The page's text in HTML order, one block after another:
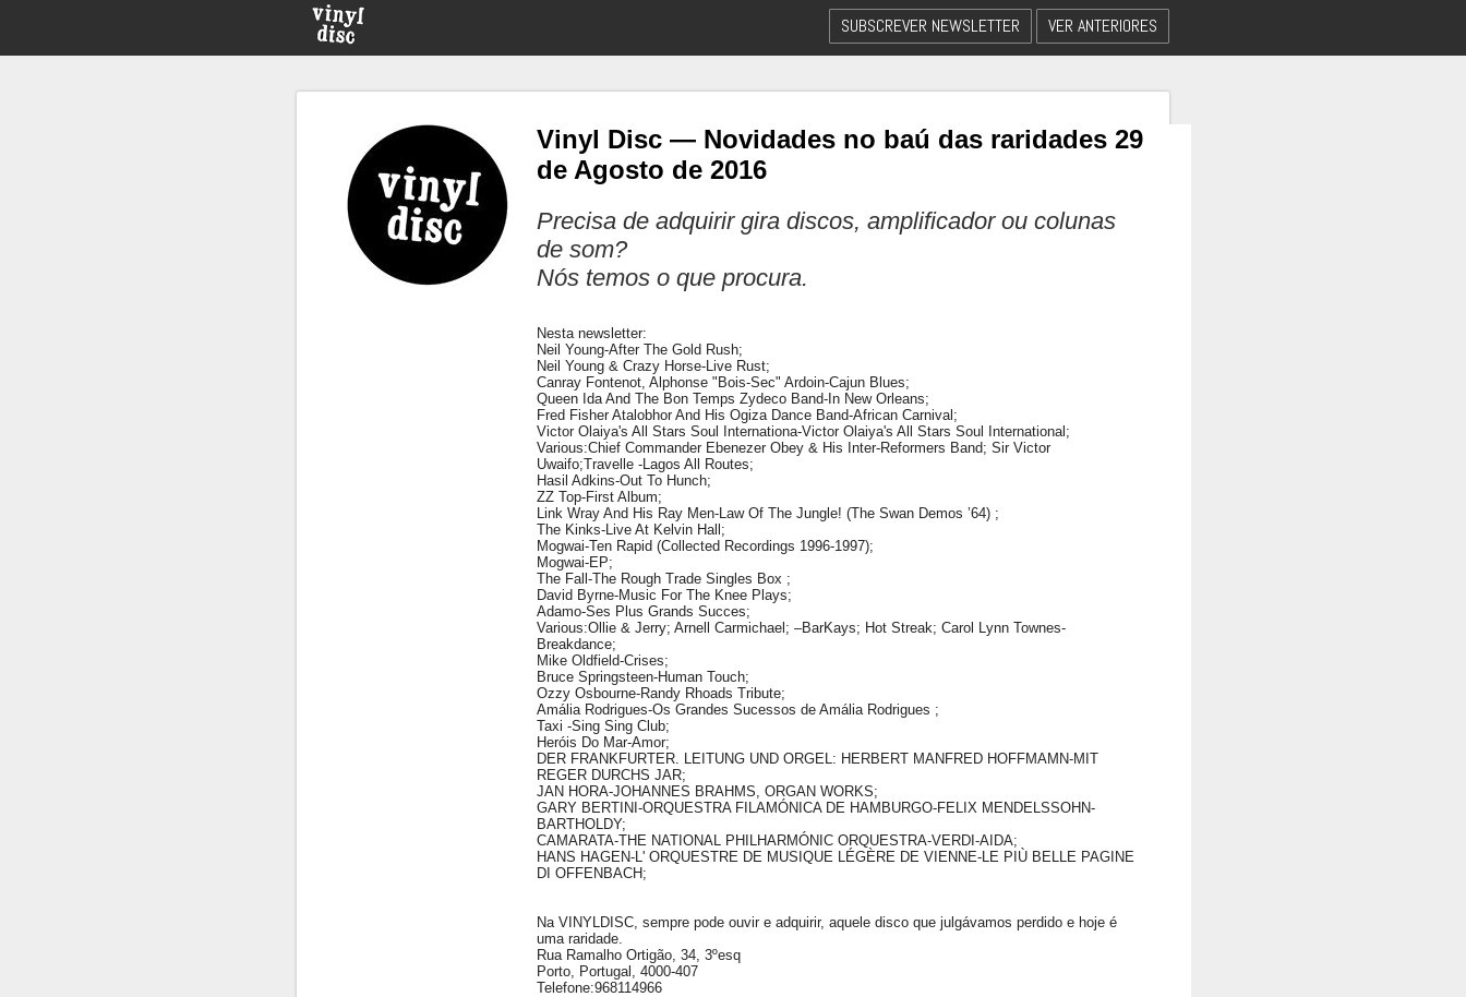
SUBSCREVER NEWSLETTER VER ANTERIORES
Vinyl Disc — Novidades no baú das raridades 29
de Agosto de 2016
Precisa de adquirir gira discos, amplificador ou colunas
de som?
Nós temos o que procura.
Nesta newsletter:
Neil Young-After The Gold Rush;
Neil Young & Crazy Horse-Live Rust;
Canray Fontenot, Alphonse "Bois-Sec" Ardoin-Cajun Blues;
Queen Ida And The Bon Temps Zydeco Band-In New Orleans;
Fred Fisher Atalobhor And His Ogiza Dance Band-African Carnival;
Victor Olaiya's All Stars Soul Internationa-Victor Olaiya's All Stars Soul International;
Various:Chief Commander Ebenezer Obey & His Inter-Reformers Band; Sir Victor
Uwaifo;Travelle -Lagos All Routes;
Hasil Adkins-Out To Hunch;
ZZ Top-First Album;
Link Wray And His Ray Men-Law Of The Jungle! (The Swan Demos ’64) ;
The Kinks-Live At Kelvin Hall;
Mogwai-Ten Rapid (Collected Recordings 1996-1997);
Mogwai-EP;
The Fall-The Rough Trade Singles Box ;
David Byrne-Music For The Knee Plays;
Adamo-Ses Plus Grands Succes;
Various:Ollie & Jerry; Arnell Carmichael; –BarKays; Hot Streak; Carol Lynn Townes-
Breakdance;
Mike Oldfield-Crises;
Bruce Springsteen-Human Touch;
Ozzy Osbourne-Randy Rhoads Tribute;
Amália Rodrigues-Os Grandes Sucessos de Amália Rodrigues ;
Taxi -Sing Sing Club;
Heróis Do Mar-Amor;
DER FRANKFURTER. LEITUNG UND ORGEL: HERBERT MANFRED HOFFMAMN-MIT
REGER DURCHS JAR;
JAN HORA-JOHANNES BRAHMS, ORGAN WORKS;
GARY BERTINI-ORQUESTRA FILAMÓNICA DE HAMBURGO-FELIX MENDELSSOHN-
BARTHOLDY;
CAMARATA-THE NATIONAL PHILHARMÓNIC ORQUESTRA-VERDI-AIDA;
HANS HAGEN-L' ORQUESTRE DE MUSIQUE LÉGÈRE DE VIENNE-LE PIÙ BELLE PAGINE
DI OFFENBACH;
Na VINYLDISC, sempre pode ouvir e adquirir, aquele disco que julgávamos perdido e hoje é
uma raridade.
Rua Ramalho Ortigão, 34, 3ºesq
Porto, Portugal, 4000-407
Telefone:968114966